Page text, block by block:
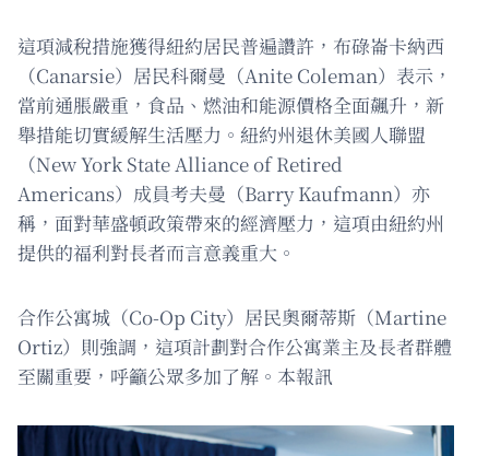
這項減稅措施獲得紐約居民普遍讚許，布碌崙卡納西
（Canarsie）居民科爾曼（Anite Coleman）表示，
當前通脹嚴重，食品、燃油和能源價格全面飆升，新
舉措能切實緩解生活壓力。紐約州退休美國人聯盟
（New York State Alliance of Retired
Americans）成員考夫曼（Barry Kaufmann）亦
稱，面對華盛頓政策帶來的經濟壓力，這項由紐約州
提供的福利對長者而言意義重大。
合作公寓城（Co-Op City）居民奧爾蒂斯（Martine
Ortiz）則強調，這項計劃對合作公寓業主及長者群體
至關重要，呼籲公眾多加了解。本報訊